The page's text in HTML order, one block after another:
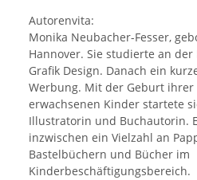
Autorenvita:
Monika Neubacher-Fesser,
Hannover. Sie studierte an
Grafik Design. Danach ein
Werbung. Mit der Geburt
erwachsenen Kinder startete
Illustratorin und Buchautorin.
inzwischen ein Vielzahl an
Bastelbüchern und Bücher im
Kinderbeschäftigungsbereich.